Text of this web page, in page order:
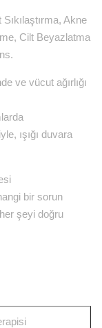
Akne
Cilt Beyazlatma
ve vücut ağırlığı
ışığı duvara
bir sorun
şeyi doğru